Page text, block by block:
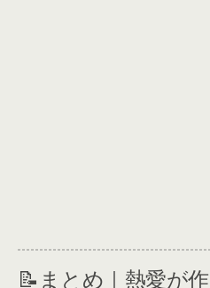
📝まとめ｜熱愛が